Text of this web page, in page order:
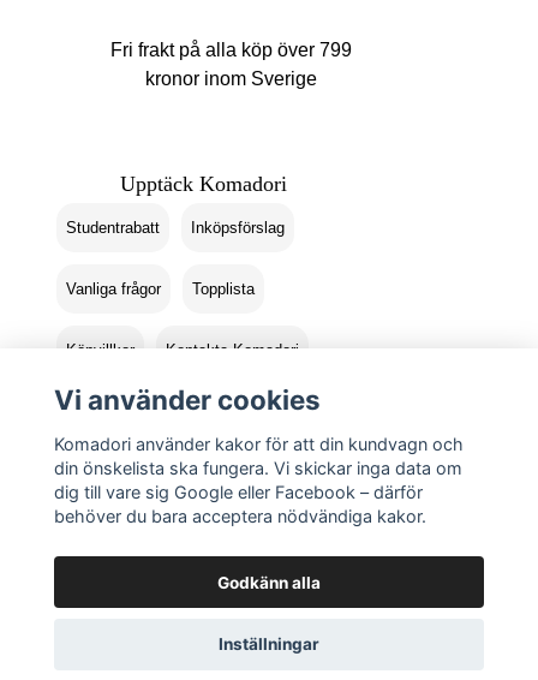
Fri frakt på alla köp över 799
kronor inom Sverige
Upptäck Komadori
Studentrabatt Inköpsförslag
Vanliga frågor Topplista
Köpvillkor Kontakta Komadori
Logga in Returer
Vi använder cookies
Komadori använder kakor för att din kundvagn och
din önskelista ska fungera. Vi skickar inga data om
dig till vare sig Google eller Facebook – därför
behöver du bara acceptera nödvändiga kakor.
Godkänn alla
Inställningar